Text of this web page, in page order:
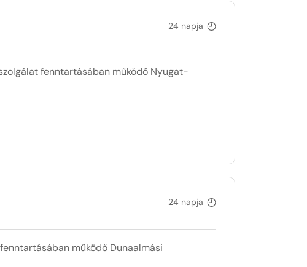
24 napja
fenntartásában működő Nyugat-
24 napja
fenntartásában működő Dunaalmási